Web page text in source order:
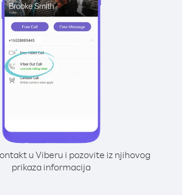
u Viberu i pozovite iz njihovog
prikaza informacija